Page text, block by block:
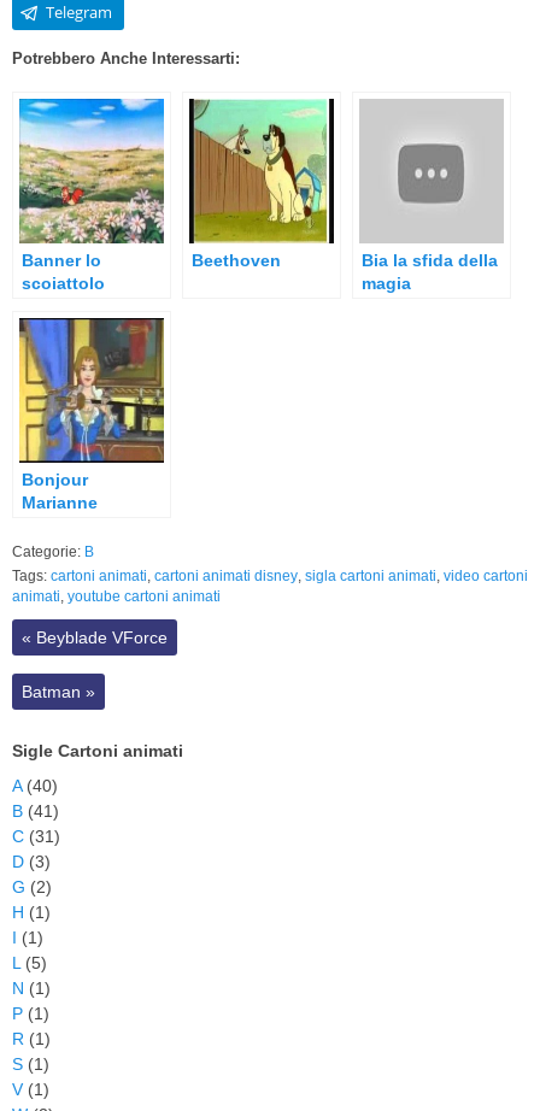
Telegram
Potrebbero Anche Interessarti:
Banner lo
scoiattolo
Beethoven
Bia la sfida della
magia
Bonjour
Marianne
Categorie: B
Tags: cartoni animati cartoni animati disney sigla cartoni animati video cartoni
animati youtube cartoni animati
« Beyblade VForce
Batman »
Sigle Cartoni animati
A(40)
B (41)
C (31)
D (3)
G (2)
H (1)
I (1)
L (5)
N (1)
P (1)
R (1)
S (1)
V (1)